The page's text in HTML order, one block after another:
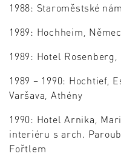
1988: Staroměstské
1989: Hochheim,
1989: Hotel Rosenberg,
1989 – 1990: Hochtief,
Varšava, Athény
1990: Hotel Arnika,
interiéru s arch.
Fořtlem